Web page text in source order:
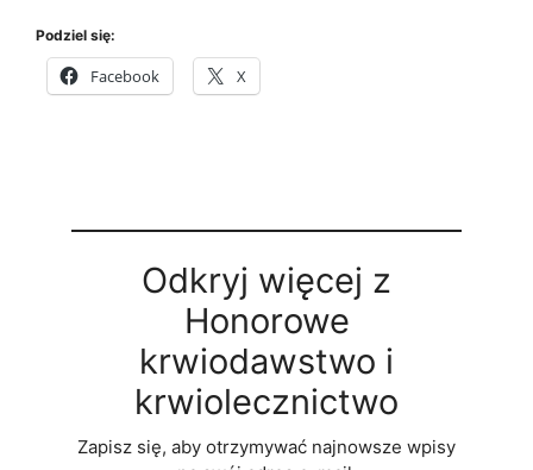
Podziel się:
Facebook X
Odkryj więcej z
Honorowe
krwiodawstwo i
krwiolecznictwo
Zapisz się, aby otrzymywać najnowsze wpisy